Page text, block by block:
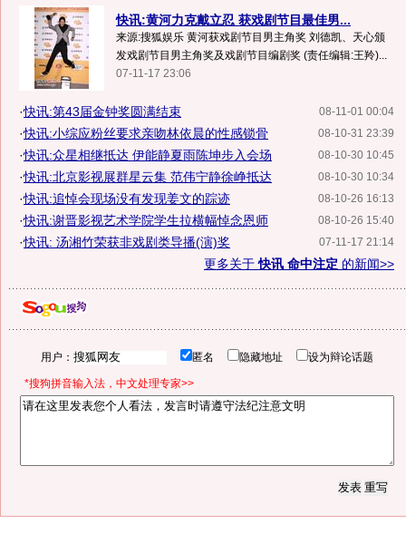
快讯:黄河力克戴立忍 获戏剧节目最佳男...
来源:搜狐娱乐 黄河获戏剧节目男主角奖 刘德凯、天心颁
发戏剧节目男主角奖及戏剧节目编剧奖 (责任编辑:王羚)...
07-11-17 23:06
08-11-01 00:04
·快讯:第43届金钟奖圆满结束
08-10-31 23:39
·快讯:小综应粉丝要求亲吻林依晨的性感锁骨
08-10-30 10:45
·快讯:众星相继抵达 伊能静夏雨陈坤步入会场
08-10-30 10:34
·快讯:北京影视展群星云集 范伟宁静徐峥抵达
08-10-26 16:13
·快讯:追悼会现场没有发现姜文的踪迹
08-10-26 15:40
·快讯:谢晋影视艺术学院学生拉横幅悼念恩师
07-11-17 21:14
·快讯: 汤湘竹荣获非戏剧类导播(演)奖
更多关于快讯 命中注定 的新闻>>
用户： 匿名 隐藏地址 设为辩论话题
*搜狗拼音输入法，中文处理专家>>